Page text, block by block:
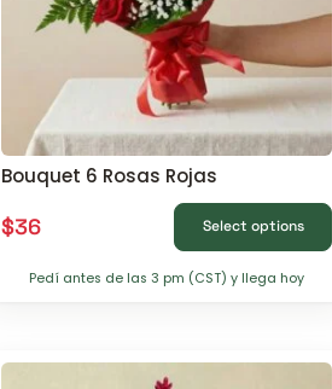
Bouquet 6 Rosas Rojas
$36 Select options
Pedí antes de las 3 pm (CST) y llega hoy